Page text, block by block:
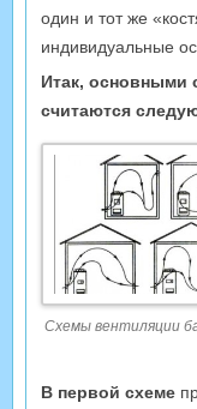
один и тот же
индивидуальные
Итак, основными
считаются
Схемы вентиляции
В первой схеме